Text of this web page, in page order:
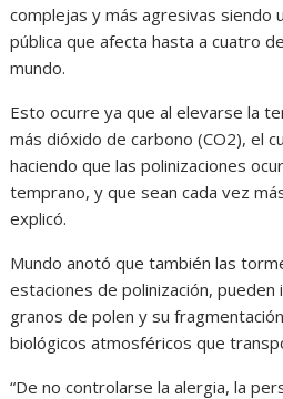
complejas y más agresivas siendo
pública que afecta hasta a cuatro
mundo.
Esto ocurre ya que al elevarse la
más dióxido de carbono (CO2), el
haciendo que las polinizaciones
temprano, y que sean cada vez
explicó.
Mundo anotó que también las
estaciones de polinización, pueden
granos de polen y su
biológicos atmosféricos que
“De no controlarse la alergia, la